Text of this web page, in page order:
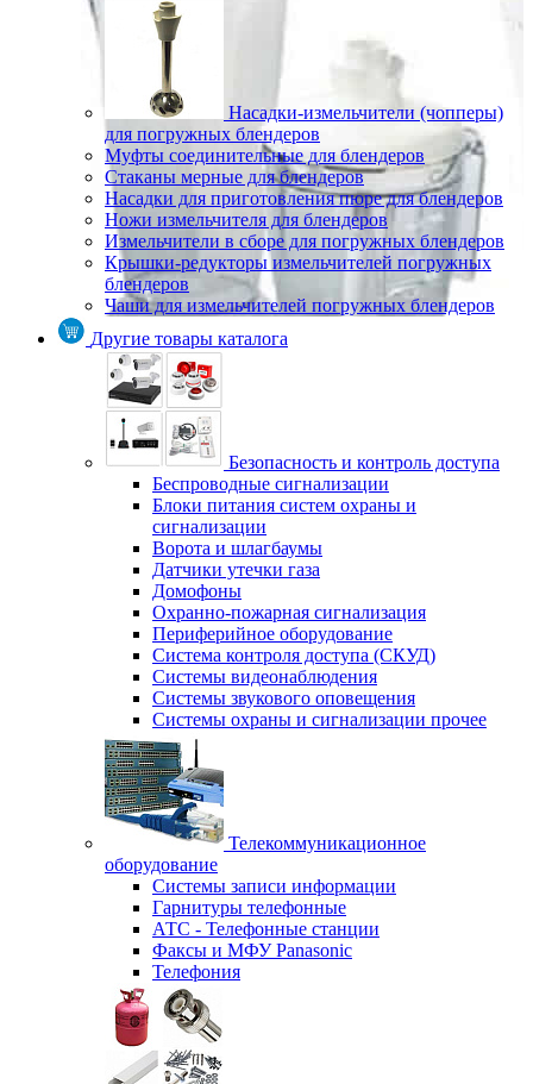
Насадки-измельчители (чопперы)
для погружных блендеров
Муфты соединительные для блендеров
Стаканы мерные для блендеров
Насадки для приготовления пюре для блендеров
Ножи измельчителя для блендеров
Измельчители в сборе для погружных блендеров
Крышки-редукторы измельчителей погружных
блендеров
Чаши для измельчителей погружных блендеров
Другие товары каталога
Безопасность и контроль доступа
Беспроводные сигнализации
Блоки питания систем охраны и
сигнализации
Ворота и шлагбаумы
Датчики утечки газа
Домофоны
Охранно-пожарная сигнализация
Периферийное оборудование
Система контроля доступа (СКУД)
Системы видеонаблюдения
Системы звукового оповещения
Системы охраны и сигнализации прочее
Телекоммуникационное
оборудование
Системы записи информации
Гарнитуры телефонные
АТС - Телефонные станции
Факсы и МФУ Panasonic
Телефония